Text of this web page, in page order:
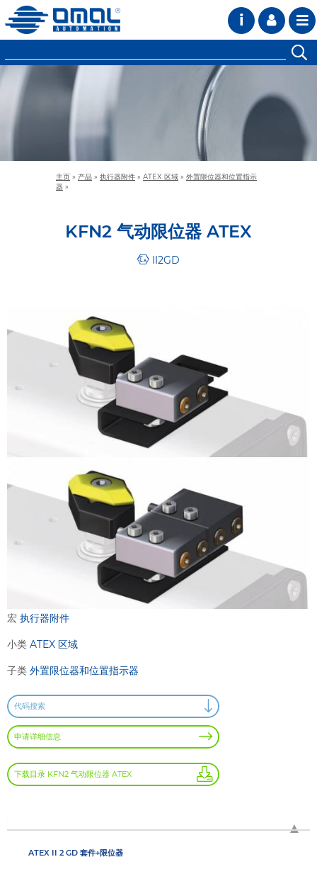
i
主页 » 产品 » 执行器附件 » ATEX 区域 » 外置限位器和位置指示
器 »
KFN2 气动限位器 ATEX
II2GD
宏 执行器附件
小类 ATEX 区域
子类 外置限位器和位置指示器
代码搜索
申请详细信息
下载目录 KFN2 气动限位器 ATEX
ATEX II 2 GD 套件+限位器